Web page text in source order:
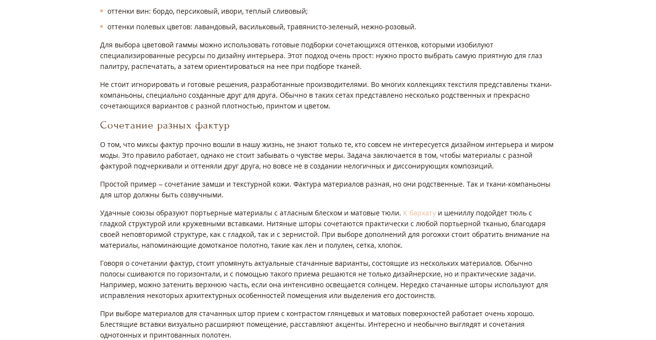
оттенки вин: бордо, персиковый, ивори, теплый сливовый;
оттенки полевых цветов: лавандовый, васильковый, травянисто-зеленый, нежно-розовый.
Для выбора цветовой гаммы можно использовать готовые подборки сочетающихся оттенков, которыми изобилуют
специализированные ресурсы по дизайну интерьера. Этот подход очень прост: нужно просто выбрать самую приятную для глаз
палитру, распечатать, а затем ориентироваться на нее при подборе тканей.
Не стоит игнорировать и готовые решения, разработанные производителями. Во многих коллекциях текстиля представлены ткани-
компаньоны, специально созданные друг для друга. Обычно в таких сетах представлено несколько родственных и прекрасно
сочетающихся вариантов с разной плотностью, принтом и цветом.
Сочетание разных фактур
О том, что миксы фактур прочно вошли в нашу жизнь, не знают только те, кто совсем не интересуется дизайном интерьера и миром
моды. Это правило работает, однако не стоит забывать о чувстве меры. Задача заключается в том, чтобы материалы с разной
фактурой подчеркивали и оттеняли друг друга, но вовсе не в создании нелогичных и диссонирующих композиций.
Простой пример – сочетание замши и текстурной кожи. Фактура материалов разная, но они родственные. Так и ткани-компаньоны
для штор должны быть созвучными.
Удачные союзы образуют портьерные материалы с атласным блеском и матовые тюли. К бархату и шениллу подойдет тюль с
гладкой структурой или кружевными вставками. Нитяные шторы сочетаются практически с любой портьерной тканью, благодаря
своей неповторимой структуре, как с гладкой, так и с зернистой. При выборе дополнений для рогожки стоит обратить внимание на
материалы, напоминающие домотканое полотно, такие как лен и полулен, сетка, хлопок.
Говоря о сочетании фактур, стоит упомянуть актуальные стачанные варианты, состоящие из нескольких материалов. Обычно
полосы сшиваются по горизонтали, и с помощью такого приема решаются не только дизайнерские, но и практические задачи.
Например, можно затенить верхнюю часть, если она интенсивно освещается солнцем. Нередко стачанные шторы используют для
исправления некоторых архитектурных особенностей помещения или выделения его достоинств.
При выборе материалов для стачанных штор прием с контрастом глянцевых и матовых поверхностей работает очень хорошо.
Блестящие вставки визуально расширяют помещение, расставляют акценты. Интересно и необычно выглядят и сочетания
однотонных и принтованных полотен.